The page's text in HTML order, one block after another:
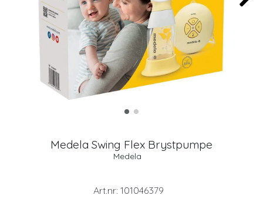
Medela Swing Flex Brystpumpe
Medela
Art.nr: 101046379